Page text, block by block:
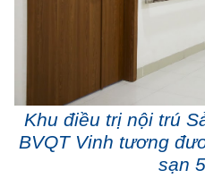
Khu điều trị nội trú
BVQT Vinh tương
sạn